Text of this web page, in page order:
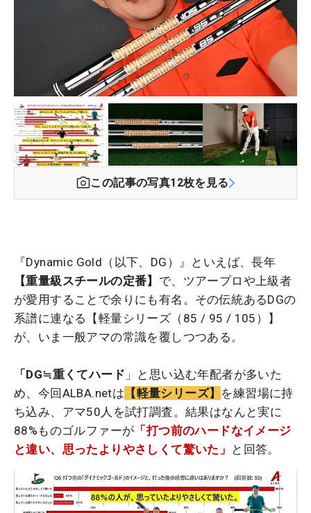
この記事の写真12枚を見る
『Dynamic Gold（以下、DG）』といえば、長年
【重量級スチールの定番】 で、ツアープロや上級者
が愛用することで余りにも有名。その伝統あるDGの
系譜に連なる【軽量シリーズ（85 / 95 / 105）】
が、いま一般アマの常識を覆しつつある。
「DG≒重くてハード 」と思い込む年配者が多いた
め、今回ALBA.netは 【軽量シリーズ】 を練習場に持
ち込み、アマ50人を試打調査。結果はなんと実に
88%ものゴルファーが 「打つ前のハードなイメージ
と違い、思ったよりやさしくて驚いた」 と回答。